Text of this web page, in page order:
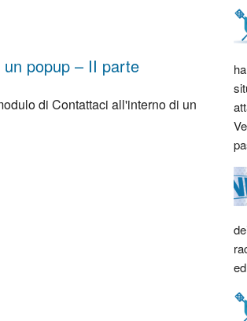
popup – II parte
di Contattaci all'interno di un